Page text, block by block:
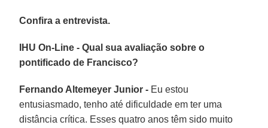
Confira a entrevista.
IHU On-Line - Qual sua avaliação sobre o
pontificado de Francisco?
Fernando Altemeyer Junior - Eu estou
entusiasmado, tenho até dificuldade em ter uma
distância crítica. Esses quatro anos têm sido muito